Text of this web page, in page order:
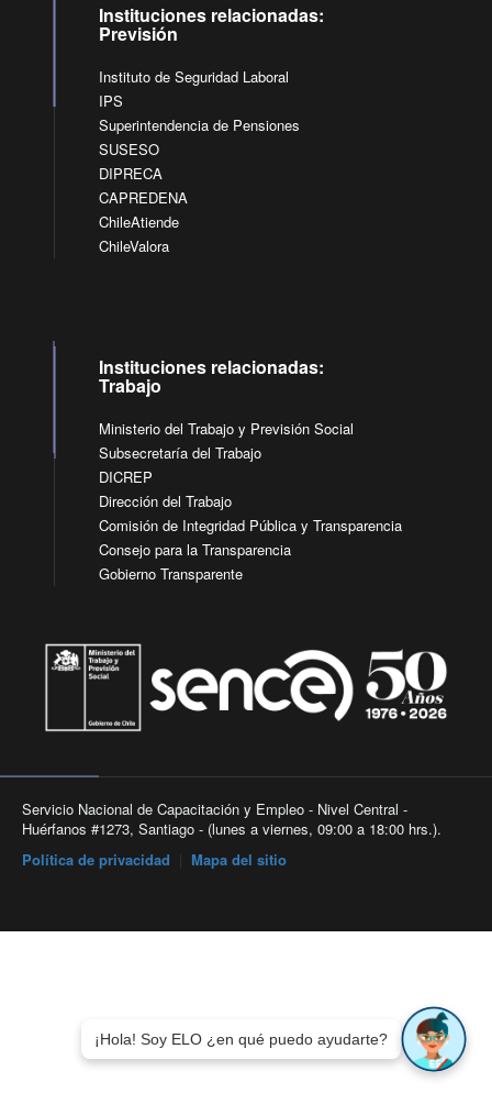
Instituciones relacionadas:
Previsión
Instituto de Seguridad Laboral
IPS
Superintendencia de Pensiones
SUSESO
DIPRECA
CAPREDENA
ChileAtiende
ChileValora
Instituciones relacionadas:
Trabajo
Ministerio del Trabajo y Previsión Social
Subsecretaría del Trabajo
DICREP
Dirección del Trabajo
Comisión de Integridad Pública y Transparencia
Consejo para la Transparencia
Gobierno Transparente
Servicio Nacional de Capacitación y Empleo - Nivel Central -
Huérfanos #1273, Santiago - (lunes a viernes, 09:00 a 18:00 hrs.).
Política de privacidad
Mapa del sitio
¡Hola! Soy ELO ¿en qué puedo ayudarte?